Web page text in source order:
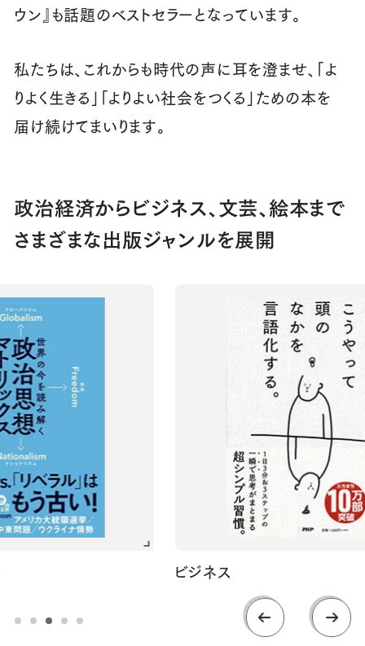
ウン』も話題のベストセラーとなっています。
私たちは、これからも時代の声に耳を澄ませ、「よ
りよく生きる」「よりよい社会をつくる」ための本を
届け続けてまいります。
政治経済からビジネス、文芸、絵本まで
さまざまな出版ジャンルを展開